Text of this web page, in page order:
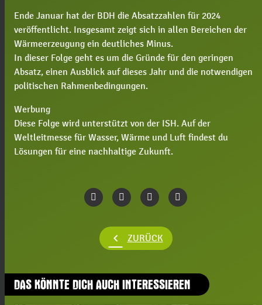
Ende Januar hat der BDH die Absatzzahlen für 2024
veröffentlicht. Insgesamt zeigt sich in allen Bereichen der
Wärmeerzeugung ein deutliches Minus.
In dieser Folge geht es um die Gründe für den geringen
Absatz, einen Ausblick auf dieses Jahr und die notwendigen
politischen Rahmenbedingungen.
Werbung
Diese Folge wird unterstützt von der ISH. Auf der
Weltleitmesse für Wasser, Wärme und Luft findest du
Lösungen für eine nachhaltige Zukunft.
chevron_left ZURÜCK
DAS KÖNNTE DICH AUCH INTERESSIEREN